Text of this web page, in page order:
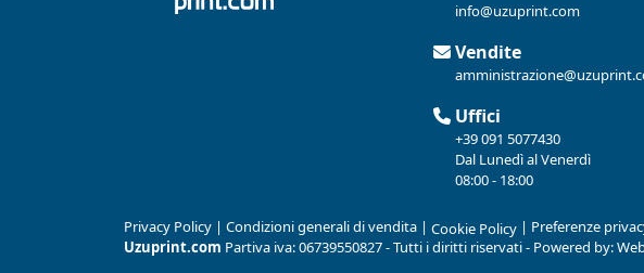
info@uzuprint.com
Vendite
Uffici
+39 091 5077430
Dal Lunedì al Venerdì
08:00 - 18:00
Privacy Policy | Condizioni generali di vendita | Cookie Policy | Preferenze
Uzuprint.com Partiva iva: 06739550827 - Tutti i diritti riservati - Powered by: